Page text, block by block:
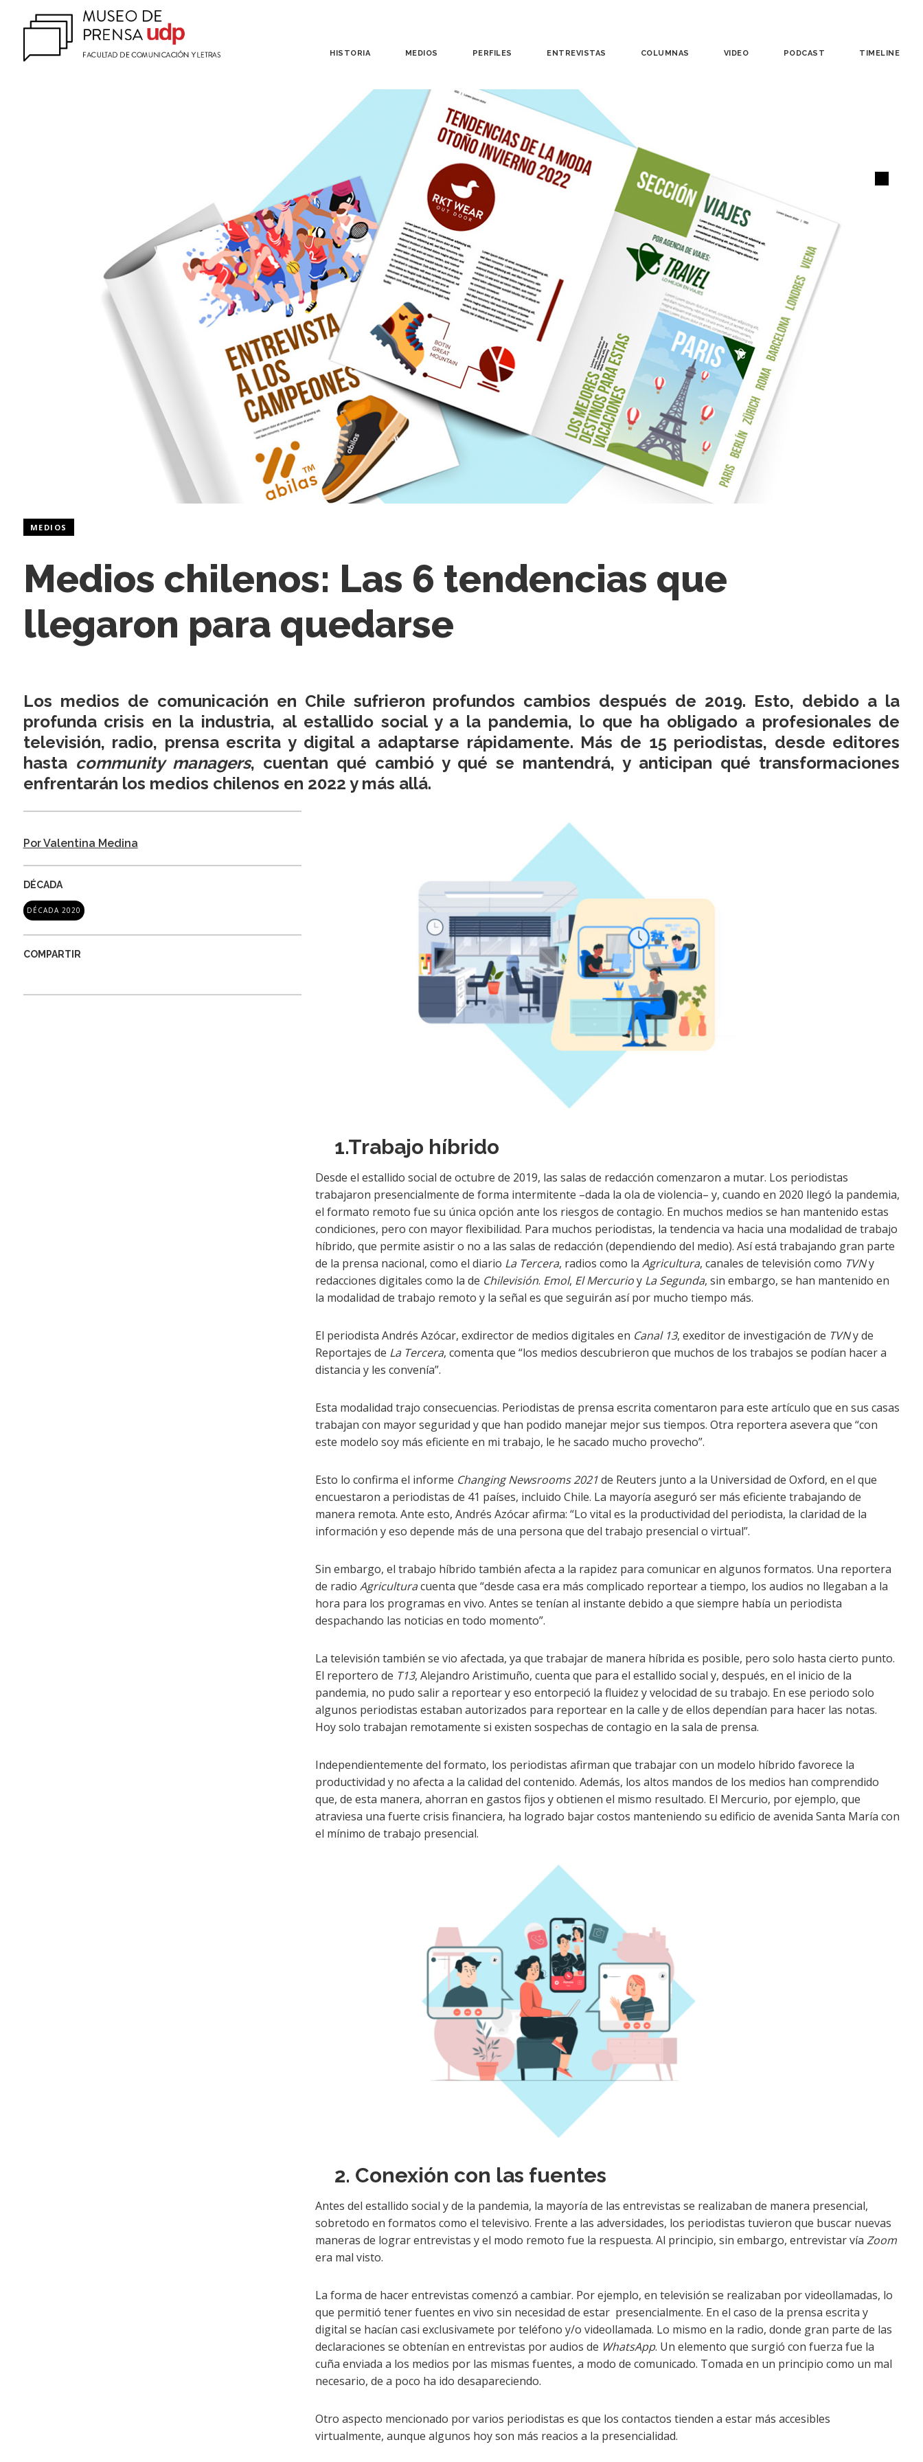
HISTORIA MEDIOS PERFILES ENTREVISTAS COLUMNAS VIDEO PODCAST TIMELINE
MEDIOS
Medios chilenos: Las 6 tendencias que
llegaron para quedarse
Los medios de comunicación en Chile sufrieron profundos cambios después de 2019. Esto, debido a la
profunda crisis en la industria, al estallido social y a la pandemia, lo que ha obligado a profesionales de
televisión, radio, prensa escrita y digital a adaptarse rápidamente. Más de 15 periodistas, desde editores
hasta community managers, cuentan qué cambió y qué se mantendrá, y anticipan qué transformaciones
enfrentarán los medios chilenos en 2022 y más allá.
Por Valentina Medina
DÉCADA
DÉCADA 2020
COMPARTIR
1.Trabajo híbrido
Desde el estallido social de octubre de 2019, las salas de redacción comenzaron a mutar. Los periodistas
trabajaron presencialmente de forma intermitente –dada la ola de violencia– y, cuando en 2020 llegó la pandemia,
el formato remoto fue su única opción ante los riesgos de contagio. En muchos medios se han mantenido estas
condiciones, pero con mayor flexibilidad. Para muchos periodistas, la tendencia va hacia una modalidad de trabajo
híbrido, que permite asistir o no a las salas de redacción (dependiendo del medio). Así está trabajando gran parte
de la prensa nacional, como el diario La Tercera, radios como laAgricultura, canales de televisión como TVNy
redacciones digitales como la de Chilevisión. Emol, El Mercurioy La Segunda, sin embargo, se han mantenido en
la modalidad de trabajo remoto y la señal es que seguirán así por mucho tiempo más.
El periodista Andrés Azócar, exdirector de medios digitales en Canal 13, exeditor de investigación de TVNy de
Reportajes de La Tercera, comenta que “los medios descubrieron que muchos de los trabajos se podían hacer a
distancia y les convenía”.
Esta modalidad trajo consecuencias. Periodistas de prensa escrita comentaron para este artículo que en sus casas
trabajan con mayor seguridad y que han podido manejar mejor sus tiempos. Otra reportera asevera que “con
este modelo soy más eficiente en mi trabajo, le he sacado mucho provecho”.
Esto lo confirma el informe Changing Newsrooms2021de Reuters junto a la Universidad de Oxford, en el que
encuestaron a periodistas de 41 países, incluido Chile. La mayoría aseguró ser más eficiente trabajando de
manera remota. Ante esto, Andrés Azócar afirma: “Lo vital es la productividad del periodista, la claridad de la
información y eso depende más de una persona que del trabajo presencial o virtual”.
Sin embargo, el trabajo híbrido también afecta a la rapidez para comunicar en algunos formatos. Una reportera
de radio Agriculturacuenta que “desde casa era más complicado reportear a tiempo, los audios no llegaban a la
hora para los programas en vivo. Antes se tenían al instante debido a que siempre había un periodista
despachando las noticias en todo momento”.
La televisión también se vio afectada, ya que trabajar de manera híbrida es posible, pero solo hasta cierto punto.
El reportero de T13, Alejandro Aristimuño, cuenta que para el estallido social y, después, en el inicio de la
pandemia, no pudo salir a reportear y eso entorpeció la fluidez y velocidad de su trabajo. En ese periodo solo
algunos periodistas estaban autorizados para reportear en la calle y de ellos dependían para hacer las notas.
Hoy solo trabajan remotamente si existen sospechas de contagio en la sala de prensa.
Independientemente del formato, los periodistas afirman que trabajar con un modelo híbrido favorece la
productividad y no afecta a la calidad del contenido. Además, los altos mandos de los medios han comprendido
que, de esta manera, ahorran en gastos fijos y obtienen el mismo resultado. El Mercurio, por ejemplo, que
atraviesa una fuerte crisis financiera, ha logrado bajar costos manteniendo su edificio de avenida Santa María con
el mínimo de trabajo presencial.
2. Conexión con las fuentes
Antes del estallido social y de la pandemia, la mayoría de las entrevistas se realizaban de manera presencial,
sobretodo en formatos como el televisivo. Frente a las adversidades, los periodistas tuvieron que buscar nuevas
maneras de lograr entrevistas y el modo remoto fue la respuesta. Al principio, sin embargo, entrevistar víaZoom
era mal visto.
La forma de hacer entrevistas comenzó a cambiar. Por ejemplo, en televisión se realizaban por videollamadas, lo
que permitió tener fuentes en vivo sin necesidad de estar presencialmente. En el caso de la prensa escrita y
digital se hacían casi exclusivamete por teléfono y/o videollamada. Lo mismo en la radio, donde gran parte de las
declaraciones se obtenían en entrevistas por audios de WhatsApp. Un elemento que surgió con fuerza fue la
cuña enviada a los medios por las mismas fuentes, a modo de comunicado. Tomada en un principio como un mal
necesario, de a poco ha ido desapareciendo.
Otro aspecto mencionado por varios periodistas es que los contactos tienden a estar más accesibles
virtualmente, aunque algunos hoy son más reacios a la presencialidad.